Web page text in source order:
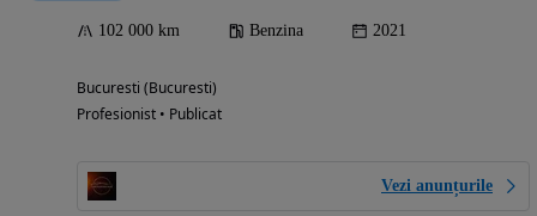
102 000 km Benzina 2021
Bucuresti (Bucuresti)
Profesionist • Publicat
Vezi anunțurile